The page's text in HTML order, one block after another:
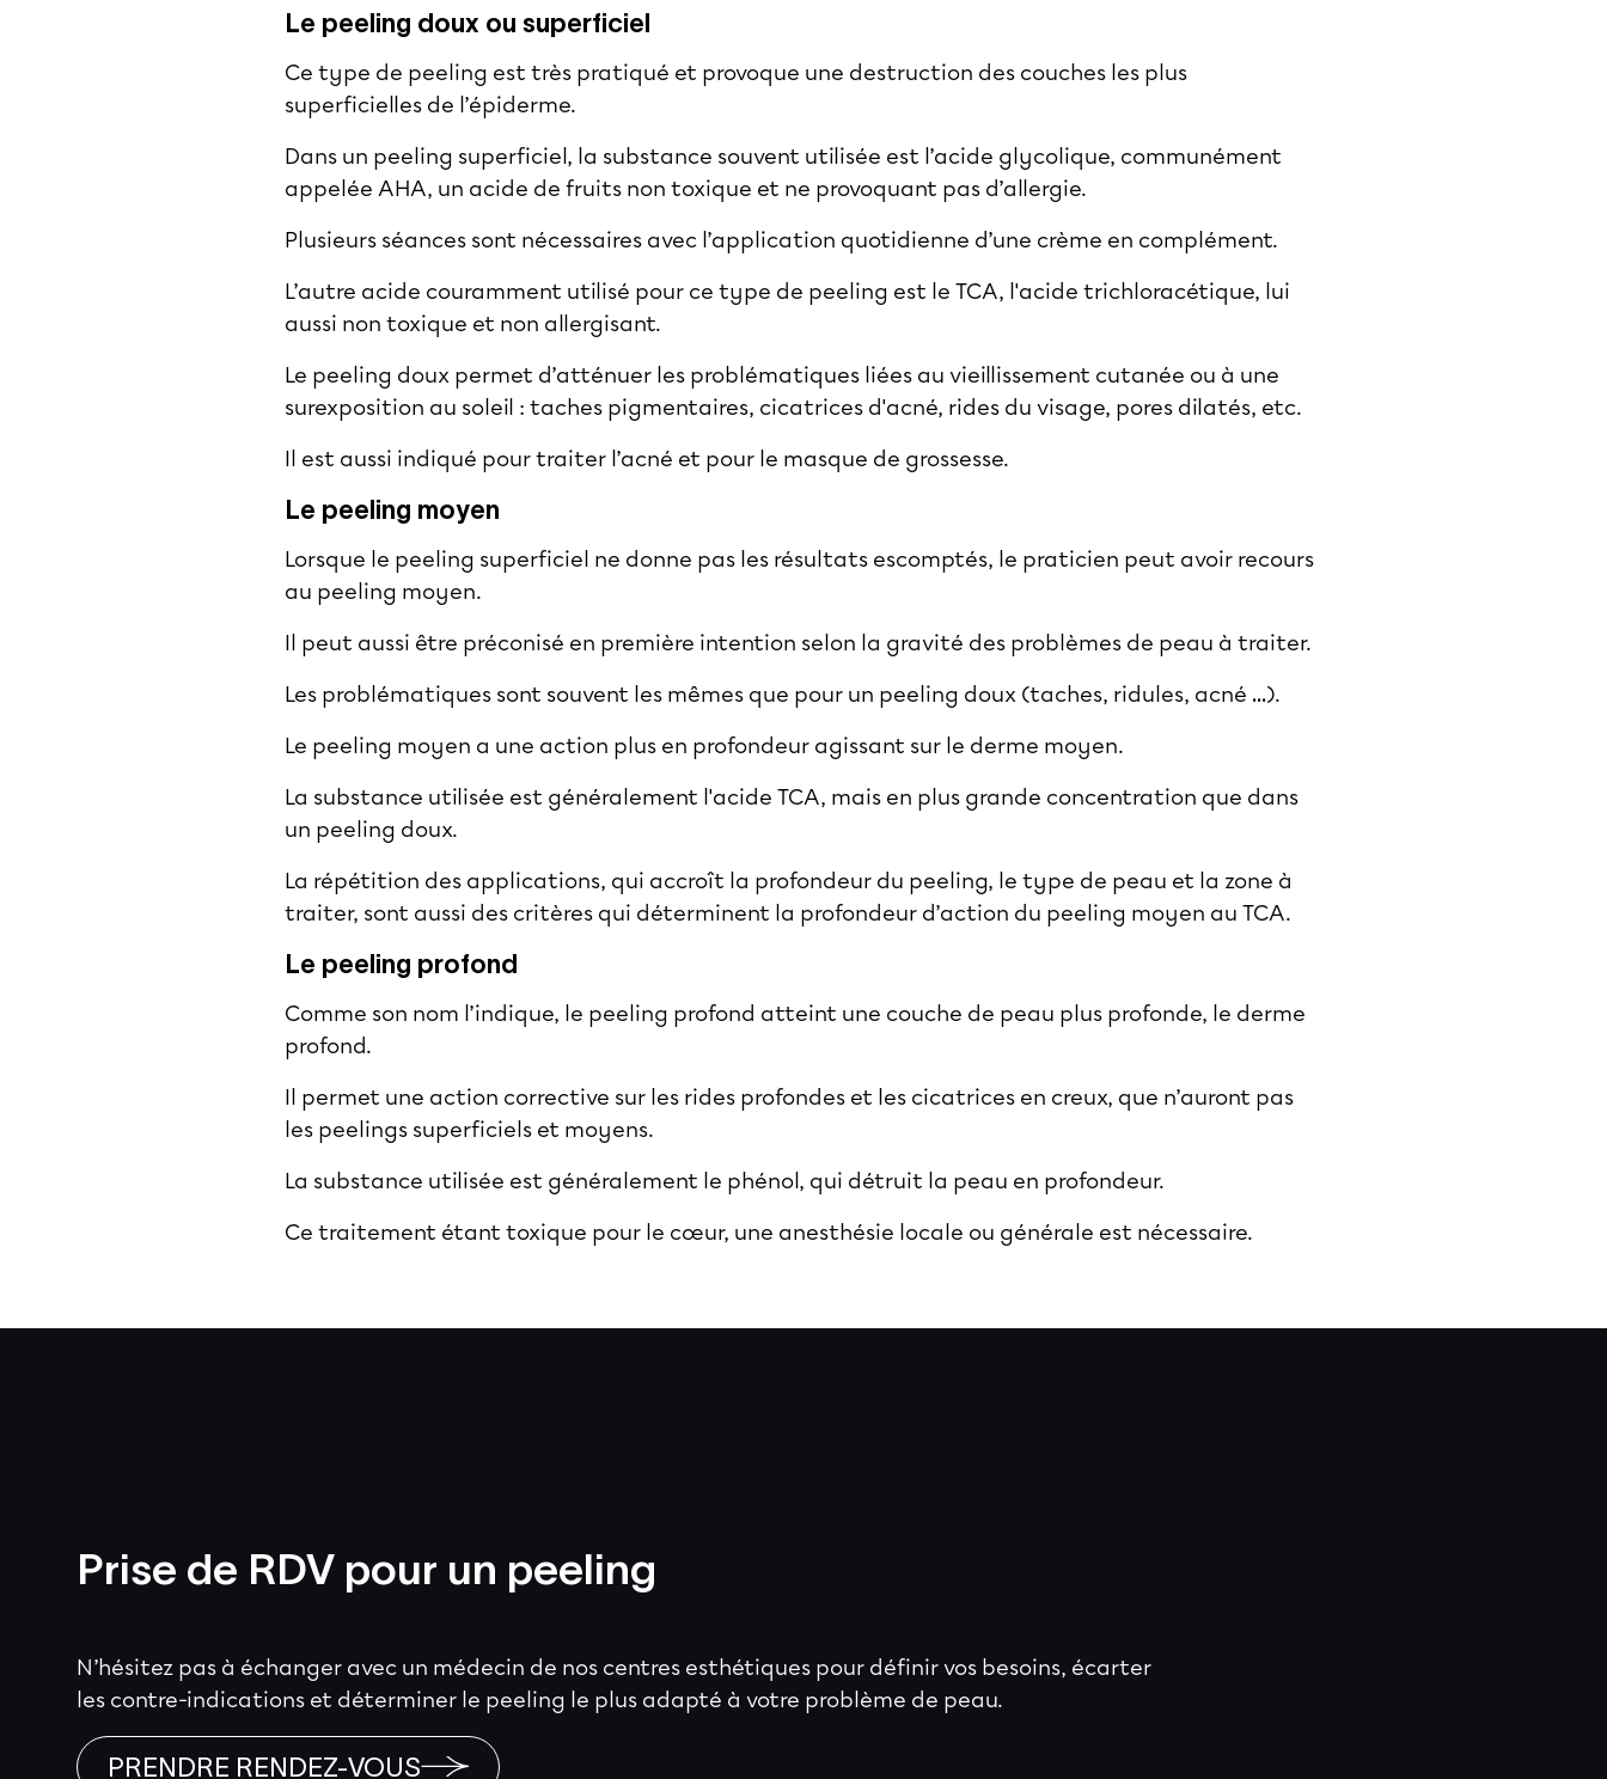
Le peeling doux ou superficiel
Ce type de peeling est très pratiqué et provoque une destruction des couches les plus
superficielles de l’épiderme.
Dans un peeling superficiel , la substance souvent utilisée est l’acide glycolique, communément
appelée AHA, un acide de fruits non toxique et ne provoquant pas d’allergie.
Plusieurs séances sont nécessaires avec l’application quotidienne d’une crème en complément.
L’autre acide couramment utilisé pour ce type de peeling est le TCA, l'acide trichloracétique, lui
aussi non toxique et non allergisant.
Le peeling doux permet d’atténuer les problématiques liées au vieillissement cutanée ou à une
surexposition au soleil : taches pigmentaires, cicatrices d'acné, rides du visage, pores dilatés, etc.
Il est aussi indiqué pour traiter l’acné et pour le masque de grossesse.
Le peeling moyen
Lorsque le peeling superficiel ne donne pas les résultats escomptés, le praticien peut avoir recours
au peeling moyen.
Il peut aussi être préconisé en première intention selon la gravité des problèmes de peau à traiter.
Les problématiques sont souvent les mêmes que pour un peeling doux (taches, ridules, acné …).
Le peeling moyen a une action plus en profondeur agissant sur le derme moyen.
La substance utilisée est généralement l'acide TCA, mais en plus grande concentration que dans
un peeling doux.
La répétition des applications, qui accroît la profondeur du peeling, le type de peau et la zone à
traiter, sont aussi des critères qui déterminent la profondeur d’action du peeling moyen au TCA.
Le peeling profond
Comme son nom l’indique, le peeling profond atteint une couche de peau plus profonde, le derme
profond.
Il permet une action corrective sur les rides profondes et les cicatrices en creux, que n’auront pas
les peelings superficiels et moyens.
La substance utilisée est généralement le phénol, qui détruit la peau en profondeur.
Ce traitement étant toxique pour le cœur, une anesthésie locale ou générale est nécessaire.
Prise de RDV pour un peeling
N’hésitez pas à échanger avec un médecin de nos centres esthétiques pour définir vos besoins, écarter
les contre-indications et déterminer le peeling le plus adapté à votre problème de peau.
PRENDRE RENDEZ-VOUS